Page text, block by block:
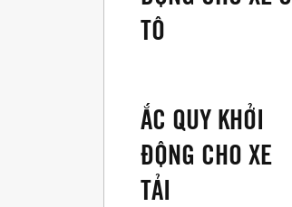
TÔ
ẮC QUY KHỞI
ĐỘNG CHO XE
TẢI